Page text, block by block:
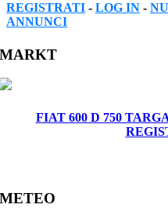
REGISTRATI - LOG IN -
ANNUNCI
Facebook
Twitter
Reddit
LinkedIn
WhatsApp
Tumblr
Pinterest
Vk
Xing
Email
MARKT
FIAT 600 D 750
METEO